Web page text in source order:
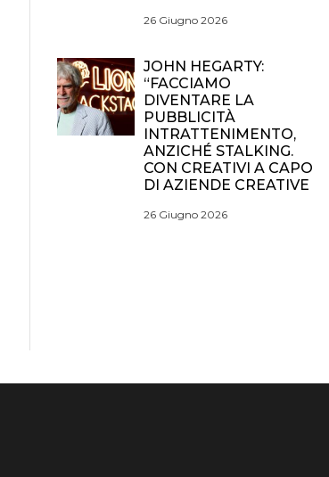
26 Giugno 2026
JOHN HEGARTY:
“FACCIAMO
DIVENTARE LA
PUBBLICITÀ
INTRATTENIMENTO,
ANZICHÉ STALKING.
CON CREATIVI A CAPO
DI AZIENDE CREATIVE
26 Giugno 2026